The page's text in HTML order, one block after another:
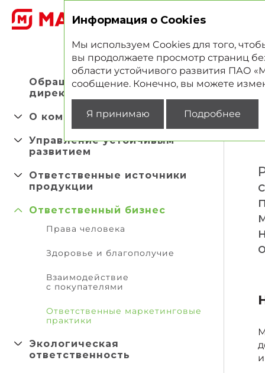
Обращение Управляющего
директора
О компании
Управление устойчивым
развитием
Ответственные источники
продукции
Ответственный бизнес
Права человека
Здоровье и благополучие
Взаимодействие
с покупателями
Ответственные маркетинговые
практики
Экологическая
ответственность
Информация о Cookies
Мы используем Cookies для того,
вы продолжаете просмотр страниц
области устойчивого развития ПАО
сообщение. Конечно, вы можете
Я принимаю Подробнее